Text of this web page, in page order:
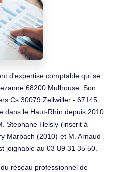
d'expertise comptable qui se
68200 Mulhouse. Son
Cs 30079 Zellwiller - 67145
dans le Haut-Rhin depuis 2010.
Stephane Helsly (inscrit à
Marbach (2010) et M. Arnaud
joignable au 03 89 31 35 50.
réseau professionnel de